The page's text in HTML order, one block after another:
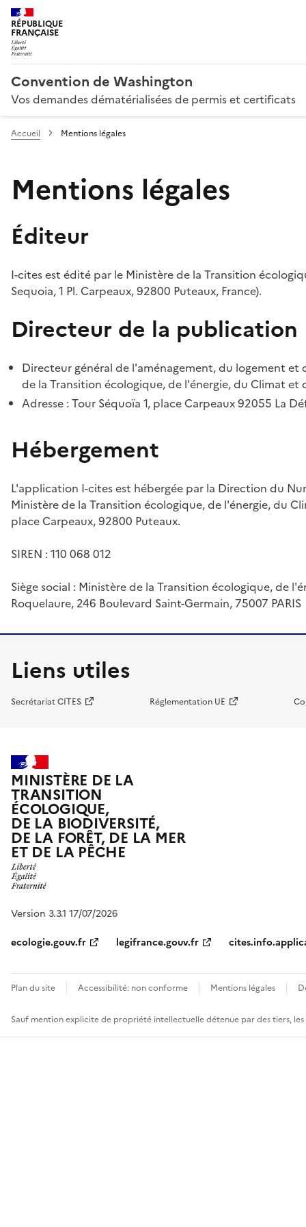
RÉPUBLIQUE
FRANÇAISE
Convention de Washington
Vos demandes dématérialisées de permis et certificats
Accueil Mentions légales
Mentions légales
Éditeur
I-cites est édité par le Ministère de la Transition
Sequoia, 1 Pl. Carpeaux, 92800 Puteaux, France).
Directeur de la publication
Directeur général de l'aménagement, du logement
de la Transition écologique, de l'énergie, du Climat et
Adresse : Tour Séquoïa 1, place Carpeaux 92055 La
Hébergement
L'application I-cites est hébergée par la Direction du
Ministère de la Transition écologique, de l'énergie, du
place Carpeaux, 92800 Puteaux.
SIREN : 110 068 012
Siège social : Ministère de la Transition écologique, de
Roquelaure, 246 Boulevard Saint-Germain, 75007 PARIS
Liens utiles
Secrétariat CITES Réglementation UE
MINISTÈRE DE LA
TRANSITION
ÉCOLOGIQUE,
DE LA BIODIVERSITÉ,
DE LA FORÊT, DE LA MER
ET DE LA PÊCHE
Version 3.3.1 17/07/2026
ecologie.gouv.fr
legifrance.gouv.fr
Plan du site Accessibilité: non conforme Mentions légales
Sauf mention explicite de propriété intellectuelle détenue par des tiers,